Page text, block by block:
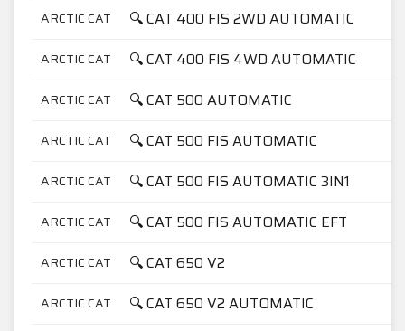
ARCTIC CAT 🔍 CAT 400 FIS 2WD AUTOMATIC
ARCTIC CAT 🔍 CAT 400 FIS 4WD AUTOMATIC
ARCTIC CAT 🔍 CAT 500 AUTOMATIC
ARCTIC CAT 🔍 CAT 500 FIS AUTOMATIC
ARCTIC CAT 🔍 CAT 500 FIS AUTOMATIC 3IN1
ARCTIC CAT 🔍 CAT 500 FIS AUTOMATIC EFT
ARCTIC CAT 🔍 CAT 650 V2
ARCTIC CAT 🔍 CAT 650 V2 AUTOMATIC